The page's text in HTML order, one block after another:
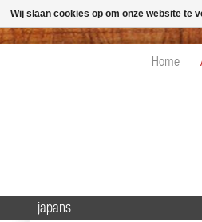
Home
japans
Wij slaan cookies op om onze website te